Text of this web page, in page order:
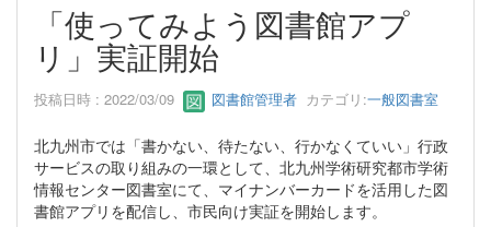
「使ってみよう図書館アプ
リ」実証開始
投稿日時 : 2022/03/09 図書館管理者 カテゴリ:一般図書室
北九州市では「書かない、待たない、行かなくていい」行政
サービスの取り組みの一環として、北九州学術研究都市学術
情報センター図書室にて、マイナンバーカードを活用した図
書館アプリを配信し、市民向け実証を開始します。